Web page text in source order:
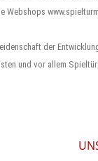
Webshops
der
und vor allem